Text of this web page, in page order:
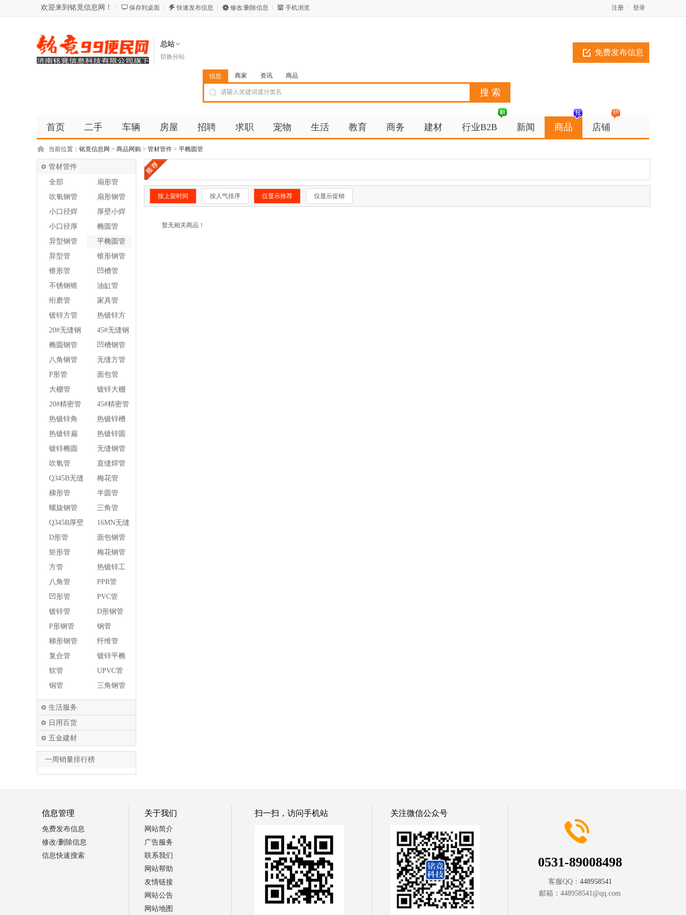
欢迎来到铭竟信息网！ 保存到桌面 快速发布信息 修改/删除信息 手机浏览 登录
注册
总站
切换分站 免费发布信息
信息 商家 资讯 商品
首页 二手 车辆 房屋 招聘 求职 宠物 生活 教育 商务 建材 行业B2B 新闻 商品 店铺
当前位置： 铭竟信息网 > 商品网购 > 管材管件 > 平椭圆管
管材管件
全部
扇形管
吹氧钢管
扇形钢管
小口径焊
管
厚壁小焊
管
小口径厚
壁焊管
椭圆管
异型钢管
平椭圆管
异型管
锥形钢管
锥形管
凹槽管
不锈钢锥
形钢管
油缸管
绗磨管
家具管
镀锌方管
热镀锌方
管
20#无缝钢
管
45#无缝钢
管
椭圆钢管
凹槽钢管
八角钢管
无缝方管
P形管
面包管
大棚管
镀锌大棚
管
20#精密管
45#精密管
热镀锌角
钢
热镀锌槽
钢
热镀锌扁
钢
热镀锌圆
钢
镀锌椭圆
管
无缝钢管
吹氧管
直缝焊管
Q345B无缝
钢管
梅花管
梯形管
半圆管
螺旋钢管
三角管
Q345B厚壁
方管
16MN无缝
钢管
D形管
面包钢管
矩形管
梅花钢管
方管
热镀锌工
字钢异径
八角管
PPR管
凹形管
PVC管
镀锌管
D形钢管
P形钢管
钢管
梯形钢管
纤维管
复合管
镀锌平椭
圆管
软管
UPVC管
铜管
三角钢管
生活服务
日用百货
五金建材
一周销量排行榜
按上架时间 按人气排序 仅显示推荐 仅显示促销
暂无相关商品！
信息管理
免费发布信息
修改/删除信息
信息快速搜索
关于我们
网站简介
广告服务
联系我们
网站帮助
友情链接
网站公告
网站地图
扫一扫，访问手机站 关注微信公众号
0531-89008498
客服QQ： 448958541
邮箱： 448958541@qq.com